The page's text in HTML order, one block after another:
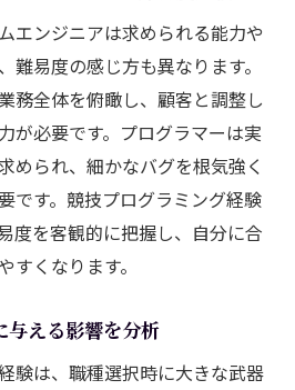
エンジニアは求められる能力や
難易度の感じ方も異なります。
務全体を俯瞰し、顧客と調整し
が必要です。プログラマーは実
められ、細かなバグを根気強く
です。競技プログラミング経験
度を客観的に把握し、自分に合
すくなります。
与える影響を分析
験は、職種選択時に大きな武器